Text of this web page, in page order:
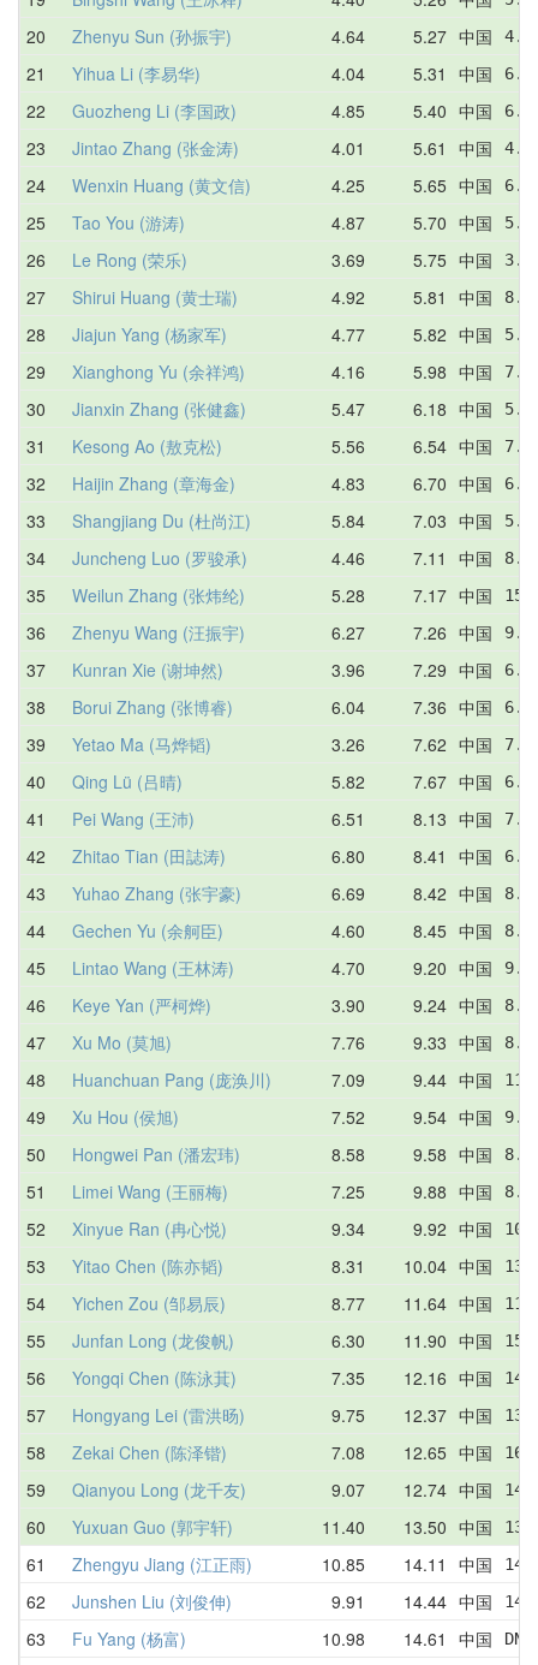
20 Zhenyu Sun (孙振宇) 4.64 5.27 中国
21 Yihua Li (李易华) 4.04 5.31 中国
22 Guozheng Li (李国政) 4.85 5.40 中国
23 Jintao Zhang (张金涛) 4.01 5.61 中国
24 Wenxin Huang (黄文信) 4.25 5.65 中国
25 Tao You (游涛) 4.87 5.70 中国
26 Le Rong (荣乐) 3.69 5.75 中国
27 Shirui Huang (黄士瑞) 4.92 5.81 中国
28 Jiajun Yang (杨家军) 4.77 5.82 中国
29 Xianghong Yu (余祥鸿) 4.16 5.98 中国
30 Jianxin Zhang (张健鑫) 5.47 6.18 中国
31 Kesong Ao (敖克松) 5.56 6.54 中国
32 Haijin Zhang (章海金) 4.83 6.70 中国
33 Shangjiang Du (杜尚江) 5.84 7.03 中国
34 Juncheng Luo (罗骏承) 4.46 7.11 中国
35 Weilun Zhang (张炜纶) 5.28 7.17 中国
36 Zhenyu Wang (汪振宇) 6.27 7.26 中国
37 Kunran Xie (谢坤然) 3.96 7.29 中国
38 Borui Zhang (张博睿) 6.04 7.36 中国
39 Yetao Ma (马烨韬) 3.26 7.62 中国
40 Qing Lü (吕晴) 5.82 7.67 中国
41 Pei Wang (王沛) 6.51 8.13 中国
42 Zhitao Tian (田誌涛) 6.80 8.41 中国
43 Yuhao Zhang (张宇豪) 6.69 8.42 中国
44 Gechen Yu (余舸臣) 4.60 8.45 中国
45 Lintao Wang (王林涛) 4.70 9.20 中国
46 Keye Yan (严柯烨) 3.90 9.24 中国
47 Xu Mo (莫旭) 7.76 9.33 中国
48 Huanchuan Pang (庞涣川) 7.09 9.44 中国
49 Xu Hou (侯旭) 7.52 9.54 中国
50 Hongwei Pan (潘宏玮) 8.58 9.58 中国
51 Limei Wang (王丽梅) 7.25 9.88 中国
52 Xinyue Ran (冉心悦) 9.34 9.92 中国
53 Yitao Chen (陈亦韬) 8.31 10.04 中国
54 Yichen Zou (邹易辰) 8.77 11.64 中国
55 Junfan Long (龙俊帆) 6.30 11.90 中国
56 Yongqi Chen (陈泳萁) 7.35 12.16 中国
57 Hongyang Lei (雷洪旸) 9.75 12.37 中国
58 Zekai Chen (陈泽锴) 7.08 12.65 中国
59 Qianyou Long (龙千友) 9.07 12.74 中国
60 Yuxuan Guo (郭宇轩) 11.40 13.50 中国
61 Zhengyu Jiang (江正雨) 10.85 14.11 中国
62 Junshen Liu (刘俊伸) 9.91 14.44 中国
63 Fu Yang (杨富) 10.98 14.61 中国